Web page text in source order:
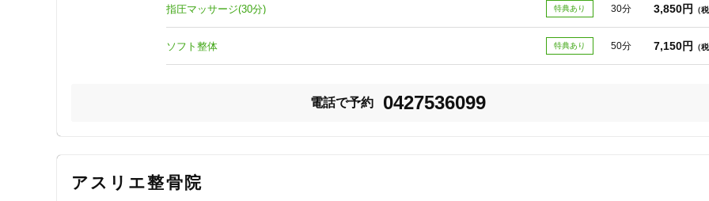
ジャンル
75歳以上の方10％OFF！(他のサービスとの併用不可)
【アスリートサポート】
怪我の治療の他、トレーニングメニューやケア方法も指導いたします。
指圧マッサージ(30分) 特典あり 30分 3,850円 （
ソフト整体 特典あり 50分 7,150円 （
電話で予約 0427536099
アスリエ整骨院